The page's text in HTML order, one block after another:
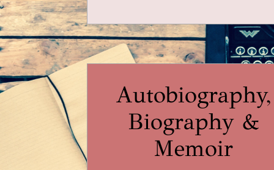
Autobiography,
Biography &
Memoir